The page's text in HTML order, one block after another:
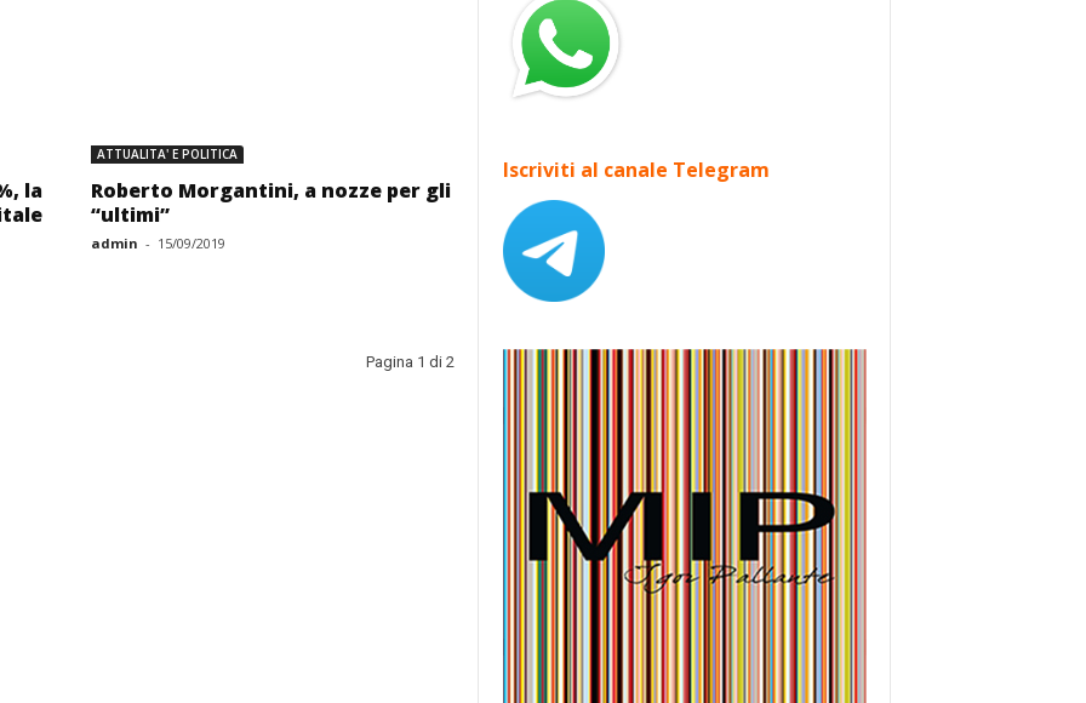
la
ATTUALITA' E POLITICA
Roberto Morgantini, a nozze per gli
“ultimi”
admin - 15/09/2019
Pagina 1 di 2
Iscriviti al canale Telegram